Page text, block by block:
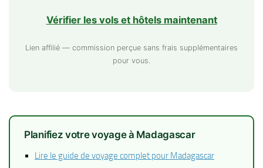
Vérifier les vols et hôtels maintenant
Lien affilié — commission perçue sans frais supplémentaires
pour vous.
Planifiez votre voyage à Madagascar
Lire le guide de voyage complet pour Madagascar